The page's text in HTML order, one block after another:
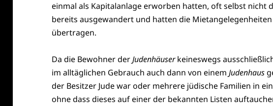
einmal als Kapitalanlage erworben hatten, oft selbst nicht
bereits ausgewandert und hatten die
übertragen.
Da die Bewohner derJudenhäuserkeineswegs
im alltäglichen Gebrauch auch dann von einemJudenhaus
der Besitzer Jude war oder mehrere jüdische Familien in
ohne dass dieses auf einer der bekannten Listen